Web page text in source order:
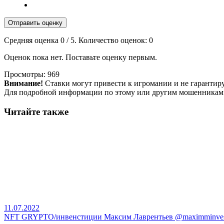
Отправить оценку
Средняя оценка 0 / 5. Количество оценок: 0
Оценок пока нет. Поставьте оценку первым.
Просмотры: 969
Внимание! Ставки могут привести к игромании и не
Для подробной информации по этому или другим
Читайте также
11.07.2022
NFT GRYPTO/инвенстиции Максим Лаврентьев